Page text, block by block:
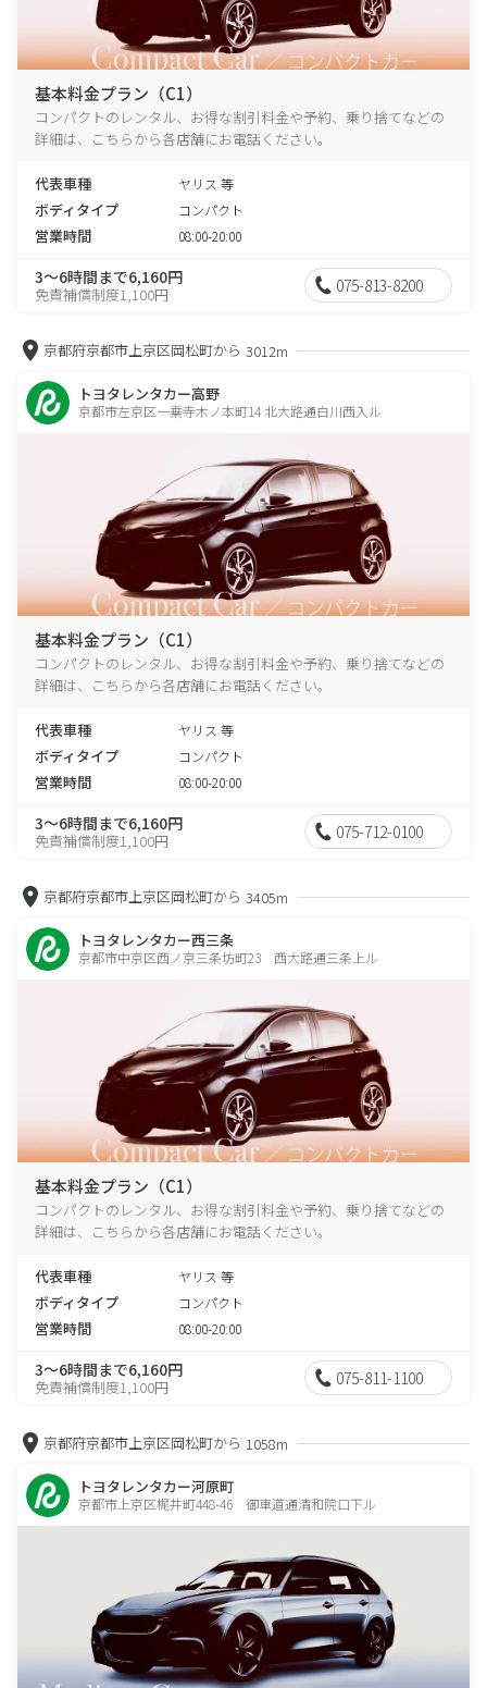
基本料金プラン（C1）
コンパクトのレンタル、お得な割引料金や予約、乗り捨てなどの
詳細は、こちらから各店舗にお電話ください。
代表車種 ヤリス 等
ボディタイプ コンパクト
営業時間 08:00-20:00
3～6時間まで6,160円
免責補償制度1,100円 075-813-8200
京都府京都市上京区岡松町から 3012m
トヨタレンタカー高野
京都市左京区一乗寺木ノ本町14 北大路通白川西入ル
基本料金プラン（C1）
コンパクトのレンタル、お得な割引料金や予約、乗り捨てなどの
詳細は、こちらから各店舗にお電話ください。
代表車種 ヤリス 等
ボディタイプ コンパクト
営業時間 08:00-20:00
3～6時間まで6,160円
免責補償制度1,100円 075-712-0100
京都府京都市上京区岡松町から 3405m
トヨタレンタカー西三条
京都市中京区西ノ京三条坊町23 西大路通三条上ル
基本料金プラン（C1）
コンパクトのレンタル、お得な割引料金や予約、乗り捨てなどの
詳細は、こちらから各店舗にお電話ください。
代表車種 ヤリス 等
ボディタイプ コンパクト
営業時間 08:00-20:00
3～6時間まで6,160円
免責補償制度1,100円 075-811-1100
京都府京都市上京区岡松町から 1058m
トヨタレンタカー河原町
京都市上京区梶井町448-46 御車道通清和院口下ル